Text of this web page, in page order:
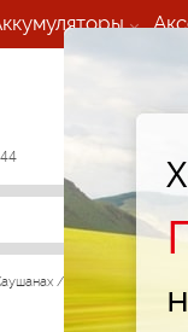
(круглосуточно
/